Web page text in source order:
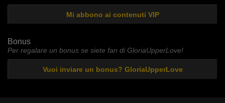
Mi abbono ai contenuti VIP
Bonus
Per regalare un bonus se siete fan di GloriaUpperLove!
Vuoi inviare un bonus? GloriaUpperLove